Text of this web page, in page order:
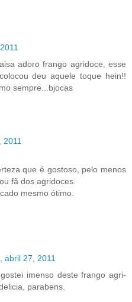
adoro frango agridoce, esse
deu aquele toque hein!!
sempre...bjocas
que é gostoso, pelo menos
fã dos agridoces.
mesmo ótimo.
abril 27, 2011
imenso deste frango agri-
parabens.